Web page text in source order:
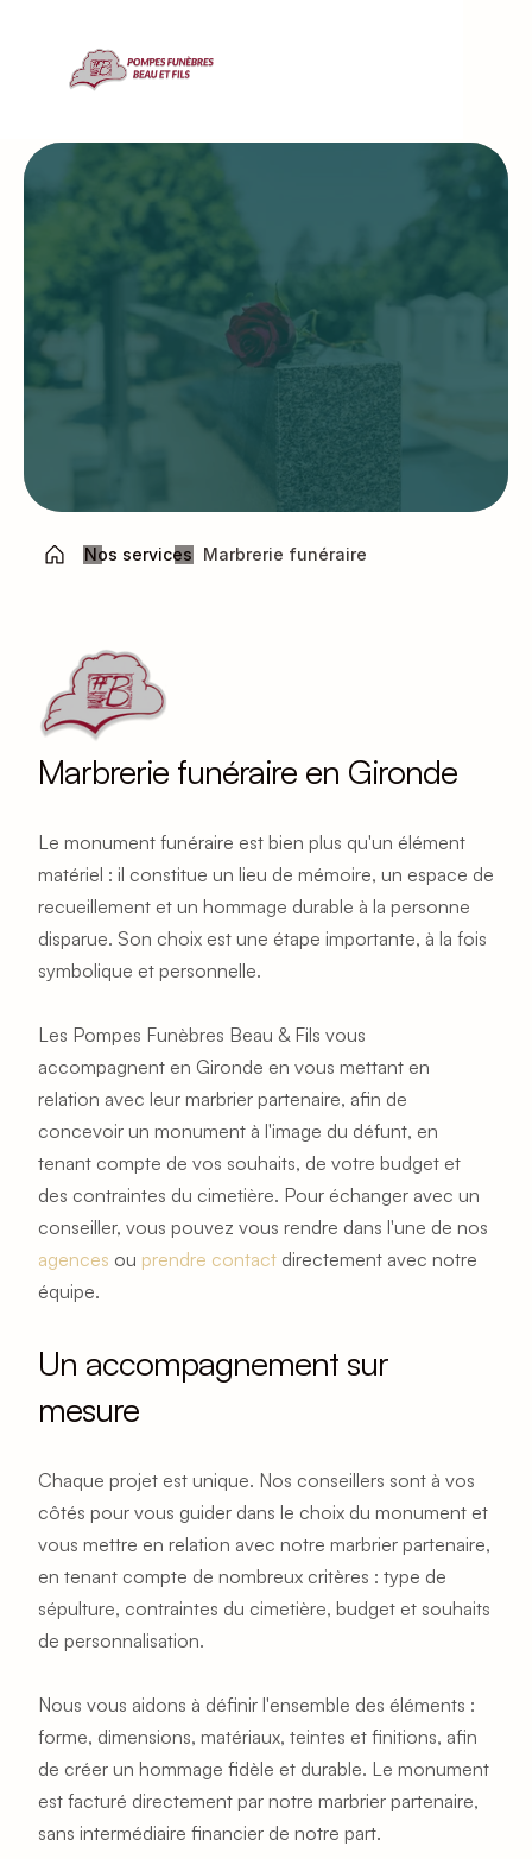
Marbrerie funéraire
Nos services Marbrerie funéraire
Marbrerie funéraire en Gironde
Le monument funéraire est bien plus qu'un élément
matériel : il constitue un lieu de mémoire, un espace de
recueillement et un hommage durable à la personne
disparue. Son choix est une étape importante, à la fois
symbolique et personnelle.
Les Pompes Funèbres Beau & Fils vous
accompagnent en Gironde en vous mettant en
relation avec leur marbrier partenaire, afin de
concevoir un monument à l'image du défunt, en
tenant compte de vos souhaits, de votre budget et
des contraintes du cimetière. Pour échanger avec un
agences ou prendre contact directement avec notre
équipe.
Un accompagnement sur
mesure
Chaque projet est unique. Nos conseillers sont à vos
côtés pour vous guider dans le choix du monument et
vous mettre en relation avec notre marbrier partenaire,
en tenant compte de nombreux critères : type de
sépulture, contraintes du cimetière, budget et souhaits
de personnalisation.
Nous vous aidons à définir l'ensemble des éléments :
forme, dimensions, matériaux, teintes et finitions, afin
de créer un hommage fidèle et durable. Le monument
est facturé directement par notre marbrier partenaire,
sans intermédiaire financier de notre part.